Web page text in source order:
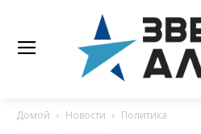
Домой Новости Политика